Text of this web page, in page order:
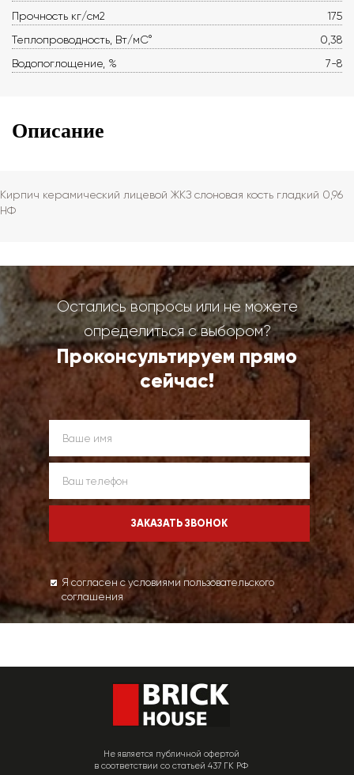
Прочность кг/см2
175
Теплопроводность, Вт/мС°
0,38
Водопоглощение, %
7-8
Описание
Кирпич керамический лицевой ЖКЗ слоновая кость гладкий 0,96
НФ
Остались вопросы или не можете
определиться с выбором?
Проконсультируем прямо
сейчас!
Я согласен с условиями пользовательского
соглашения
Не является публичной офертой
в соответствии со статьей 437 ГК РФ